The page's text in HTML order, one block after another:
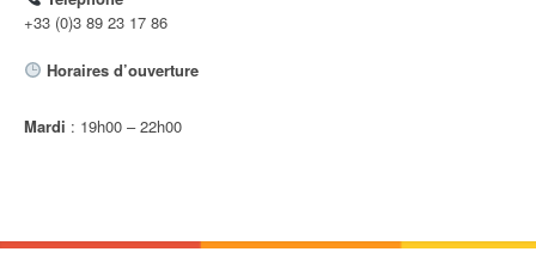
+33 (0)3 89 23 17 86
Horaires d’ouverture
Mardi : 19h00 – 22h00